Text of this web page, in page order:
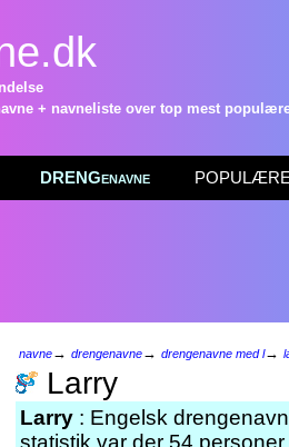
+ navneliste over top mest
DRENGenavne POPULÆRE
navne→ drengenavne→ drengenavne med l→
Larry
Larry : Engelsk
statistik var der 54